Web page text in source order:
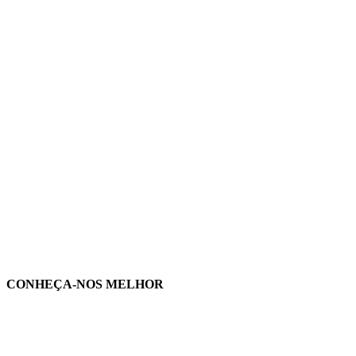
CONHEÇA-NOS MELHOR